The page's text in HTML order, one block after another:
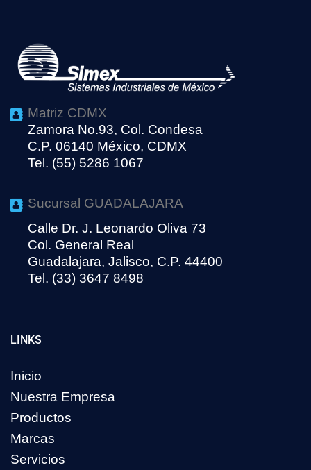
Matriz CDMX
Zamora No.93, Col. Condesa
C.P. 06140 México, CDMX
Tel. (55) 5286 1067
Sucursal GUADALAJARA
Calle Dr. J. Leonardo Oliva 73
Col. General Real
Guadalajara, Jalisco, C.P. 44400
Tel. (33) 3647 8498
LINKS
Inicio
Nuestra Empresa
Productos
Marcas
Servicios